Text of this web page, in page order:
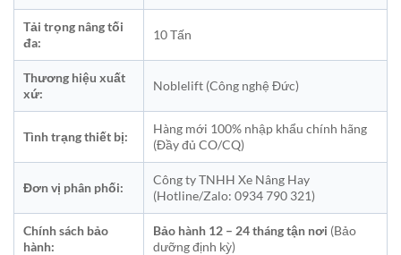
Tải trọng nâng tối
đa:
10 Tấn
Thương hiệu xuất
xứ:
Noblelift (Công nghệ Đức)
Tình trạng thiết bị:
Hàng mới 100% nhập khẩu chính hãng
(Đầy đủ CO/CQ)
Đơn vị phân phối:
Công ty TNHH Xe Nâng Hay
(Hotline/Zalo: 0934 790 321)
Chính sách bảo
hành:
Bảo hành 12 – 24 tháng tận nơi (Bảo
dưỡng định kỳ)